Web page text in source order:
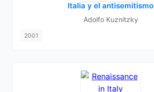
Italia y el antisemitismo
Adolfo Kuznitzky
2001